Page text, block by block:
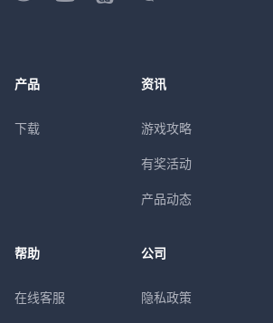
产品
下载
资讯
游戏攻略
有奖活动
产品动态
帮助
在线客服
公司
隐私政策